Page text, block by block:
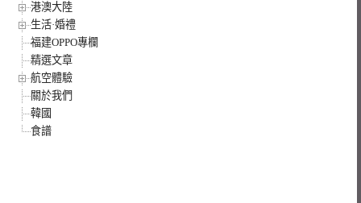
港澳大陸
生活·婚禮
福建OPPO專欄
精選文章
航空體驗
關於我們
韓國
食譜